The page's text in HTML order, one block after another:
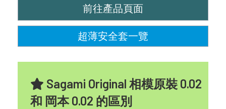
前往產品頁面
超薄安全套一覽
Sagami Original 相模原裝 0.02
和 岡本 0.02 的區別